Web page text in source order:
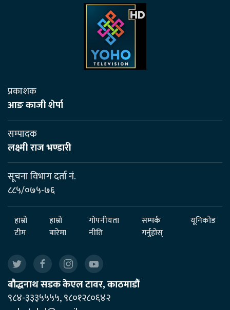
प्रकाशक
आङ काजी शेर्पा
सम्पादक
लक्ष्मी राज भण्डारी
सूचना विभाग दर्ता नं.
८८५/०७५-७६
हाम्रो
टीम
हाम्रो
बारेमा
गोपनीयता
नीति
सम्पर्क
गर्नुहोस्
यूनिकोड
बौद्धनाथ सडक केएल टावर, काठमाडौं
९८४-३३३५५५५, ९८०१२८०६४२